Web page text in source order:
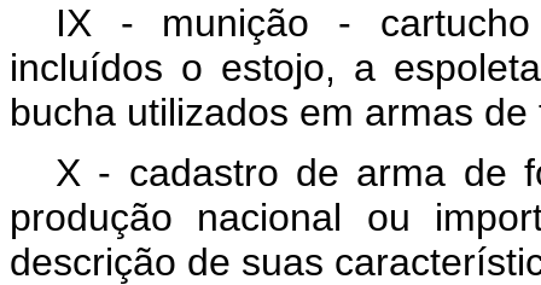
IX - munição - cartucho
incluídos o estojo, a
bucha utilizados em armas de
X - cadastro de arma de
produção nacional ou
descrição de suas